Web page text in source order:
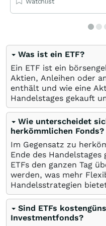
Was ist ein ETF?
Ein ETF ist ein
Aktien, Anleihen oder
enthält und wie eine
Handelstages gekauft
Wie unterscheidet
herkömmlichen Fonds?
Im Gegensatz zu
Ende des
ETFs den ganzen Tag
werden, was mehr
Handelsstrategien
Sind ETFs
Investmentfonds?